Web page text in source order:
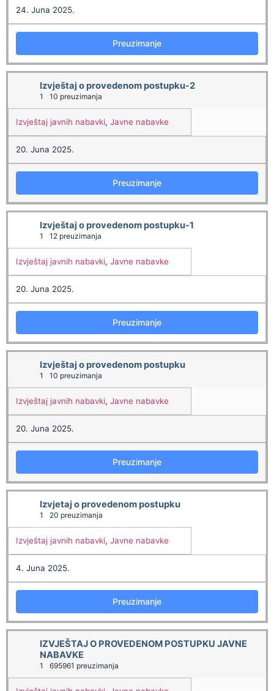
24. Juna 2025.
Preuzimanje
Izvještaj o provedenom postupku-2
1 10 preuzimanja
Izvještaj javnih nabavki, Javne nabavke
20. Juna 2025.
Preuzimanje
Izvještaj o provedenom postupku-1
1 12 preuzimanja
Izvještaj javnih nabavki, Javne nabavke
20. Juna 2025.
Preuzimanje
Izvještaj o provedenom postupku
1 10 preuzimanja
Izvještaj javnih nabavki, Javne nabavke
20. Juna 2025.
Preuzimanje
Izvjetaj o provedenom postupku
1 20 preuzimanja
Izvještaj javnih nabavki, Javne nabavke
4. Juna 2025.
Preuzimanje
IZVJEŠTAJ O PROVEDENOM POSTUPKU JAVNE
NABAVKE
1 695961 preuzimanja